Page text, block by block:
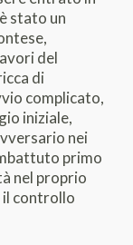
stato un
del
di
complicato,
iniziale,
nei
primo
nel proprio
il controllo